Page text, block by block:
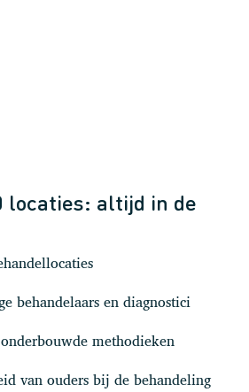
locaties: altijd in de
behandelaars en diagnostici
methodieken
van ouders bij de behandeling